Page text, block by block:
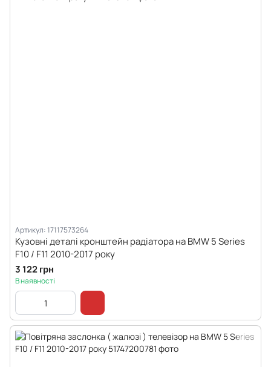
Артикул: 17117573264
Кузовні деталі кронштейн радіатора на BMW 5 Series
F10 / F11 2010-2017 року
3 122 грн
В наявності